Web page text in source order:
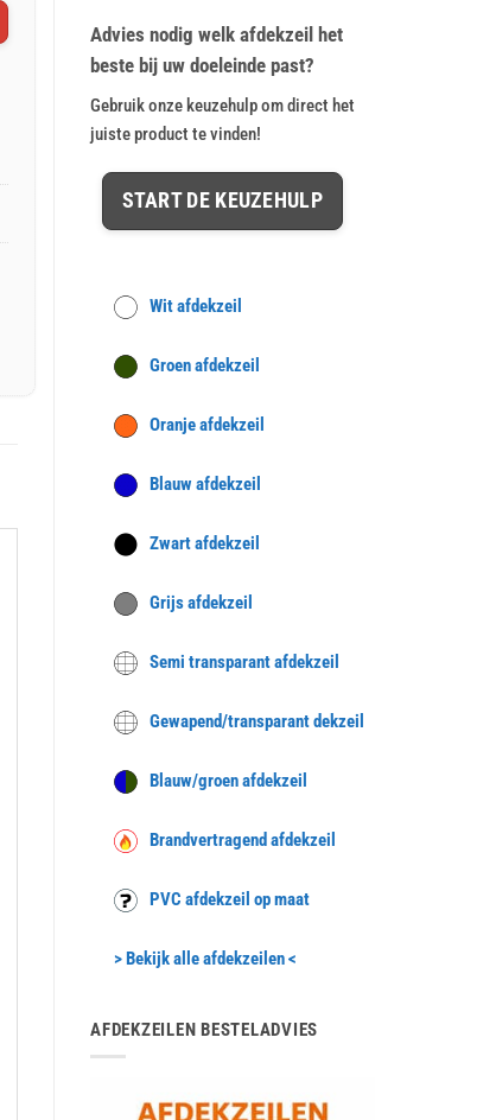
Advies nodig welk afdekzeil het
beste bij uw doeleinde past?
Gebruik onze keuzehulp om direct het
juiste product te vinden!
START DE KEUZEHULP
Wit afdekzeil
Groen afdekzeil
Oranje afdekzeil
Blauw afdekzeil
Zwart afdekzeil
Grijs afdekzeil
Semi transparant afdekzeil
Gewapend/transparant dekzeil
Blauw/groen afdekzeil
Brandvertragend afdekzeil
PVC afdekzeil op maat
> Bekijk alle afdekzeilen <
AFDEKZEILEN BESTELADVIES